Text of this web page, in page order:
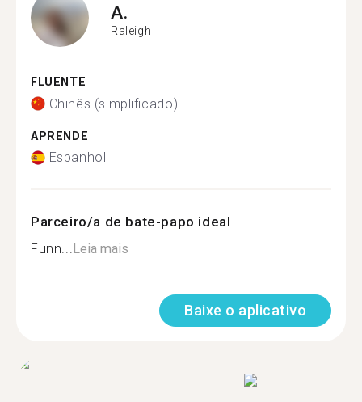
A.
Raleigh
FLUENTE
Chinês (simplificado)
APRENDE
Espanhol
Parceiro/a de bate-papo ideal
Funn...Leia mais
Baixe o aplicativo